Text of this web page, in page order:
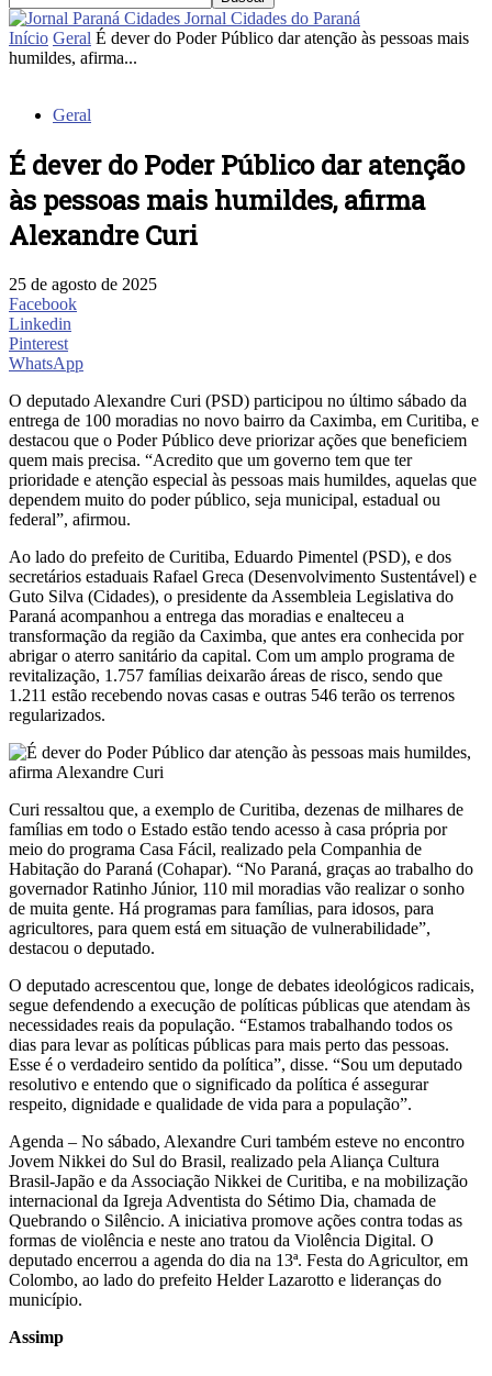
Jornal Cidades do Paraná
Início Geral É dever do Poder Público dar atenção às pessoas mais
humildes, afirma...
Geral
É dever do Poder Público dar atenção
às pessoas mais humildes, afirma
Alexandre Curi
25 de agosto de 2025
Facebook
Linkedin
Pinterest
WhatsApp
O deputado Alexandre Curi (PSD) participou no último sábado da
entrega de 100 moradias no novo bairro da Caximba, em Curitiba, e
destacou que o Poder Público deve priorizar ações que beneficiem
quem mais precisa. “Acredito que um governo tem que ter
prioridade e atenção especial às pessoas mais humildes, aquelas que
dependem muito do poder público, seja municipal, estadual ou
federal”, afirmou.
Ao lado do prefeito de Curitiba, Eduardo Pimentel (PSD), e dos
secretários estaduais Rafael Greca (Desenvolvimento Sustentável) e
Guto Silva (Cidades), o presidente da Assembleia Legislativa do
Paraná acompanhou a entrega das moradias e enalteceu a
transformação da região da Caximba, que antes era conhecida por
abrigar o aterro sanitário da capital. Com um amplo programa de
revitalização, 1.757 famílias deixarão áreas de risco, sendo que
1.211 estão recebendo novas casas e outras 546 terão os terrenos
regularizados.
Curi ressaltou que, a exemplo de Curitiba, dezenas de milhares de
famílias em todo o Estado estão tendo acesso à casa própria por
meio do programa Casa Fácil, realizado pela Companhia de
Habitação do Paraná (Cohapar). “No Paraná, graças ao trabalho do
governador Ratinho Júnior, 110 mil moradias vão realizar o sonho
de muita gente. Há programas para famílias, para idosos, para
agricultores, para quem está em situação de vulnerabilidade”,
destacou o deputado.
O deputado acrescentou que, longe de debates ideológicos radicais,
segue defendendo a execução de políticas públicas que atendam às
necessidades reais da população. “Estamos trabalhando todos os
dias para levar as políticas públicas para mais perto das pessoas.
Esse é o verdadeiro sentido da política”, disse. “Sou um deputado
resolutivo e entendo que o significado da política é assegurar
respeito, dignidade e qualidade de vida para a população”.
Agenda – No sábado, Alexandre Curi também esteve no encontro
Jovem Nikkei do Sul do Brasil, realizado pela Aliança Cultura
Brasil-Japão e da Associação Nikkei de Curitiba, e na mobilização
internacional da Igreja Adventista do Sétimo Dia, chamada de
Quebrando o Silêncio. A iniciativa promove ações contra todas as
formas de violência e neste ano tratou da Violência Digital. O
deputado encerrou a agenda do dia na 13ª. Festa do Agricultor, em
Colombo, ao lado do prefeito Helder Lazarotto e lideranças do
município.
Assimp